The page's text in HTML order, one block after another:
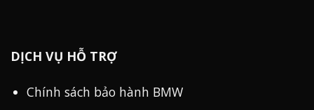
DỊCH VỤ HỖ TRỢ
Chính sách bảo hành BMW